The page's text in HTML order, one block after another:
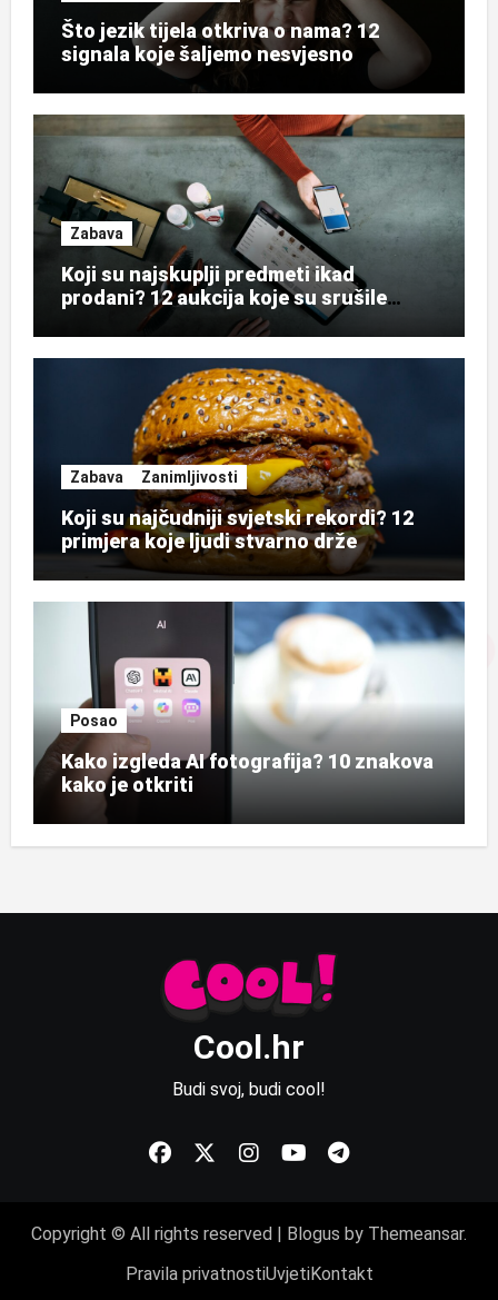
Što jezik tijela otkriva o nama? 12
signala koje šaljemo nesvjesno
Zabava
Koji su najskuplji predmeti ikad
prodani? 12 aukcija koje su srušile
Zabava Zanimljivosti
Koji su najčudniji svjetski rekordi? 12
primjera koje ljudi stvarno drže
Posao
Kako izgleda AI fotografija? 10 znakova
kako je otkriti
Cool.hr
Budi svoj, budi cool!
Copyright © All rights reserved | Blogus by Themeansar.
Pravila privatnostiUvjetiKontakt